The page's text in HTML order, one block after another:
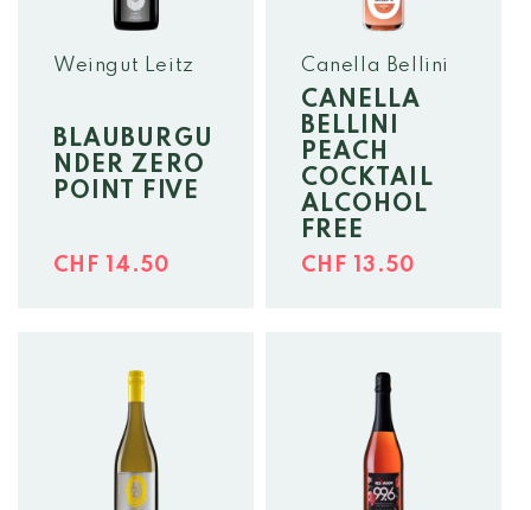
Weingut Leitz
BLAUBURGU
NDER ZERO
POINT FIVE
Normaler
CHF 14.50
Canella Bellini
CANELLA
BELLINI
PEACH
COCKTAIL
ALCOHOL
FREE
Normaler
CHF 13.50